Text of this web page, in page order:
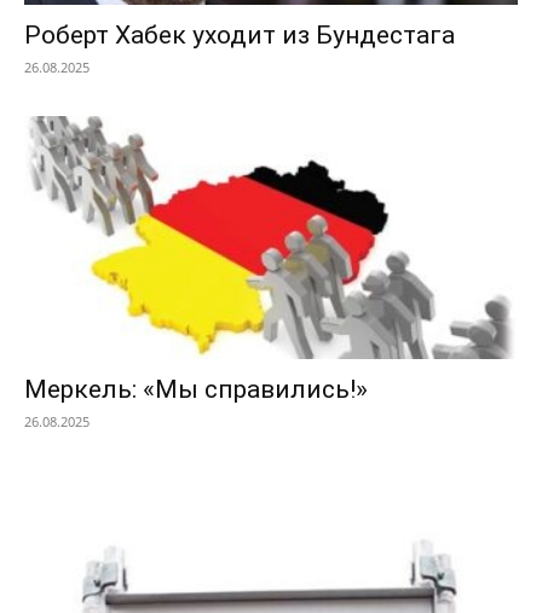
Роберт Хабек уходит из Бундестага
26.08.2025
Меркель: «Мы справились!»
26.08.2025